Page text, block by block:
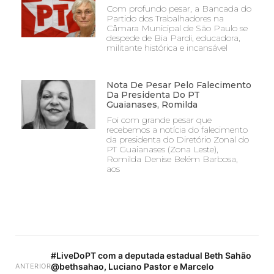
Com profundo pesar, a Bancada do
Partido dos Trabalhadores na
Câmara Municipal de São Paulo se
despede de Bia Pardi, educadora,
militante histórica e incansável
Nota De Pesar Pelo Falecimento
Da Presidenta Do PT
Guaianases, Romilda
Foi com grande pesar que
recebemos a notícia do falecimento
da presidenta do Diretório Zonal do
PT Guaianases (Zona Leste),
Romilda Denise Belém Barbosa,
aos
ANTERIOR
#LiveDoPT com a deputada estadual Beth Sahão
@bethsahao, Luciano Pastor e Marcelo